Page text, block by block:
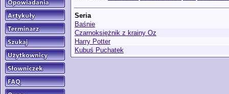
Seria
Baśnie
Czarnoksiężnik z krainy Oz
Harry Potter
Kubuś Puchatek